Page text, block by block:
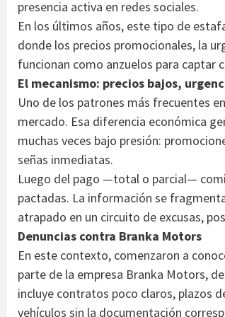
presencia activa en redes sociales.
En los últimos años, este tipo de
donde los precios promocionales, la
funcionan como anzuelos para captar
El mecanismo: precios bajos,
Uno de los patrones más frecuentes
mercado. Esa diferencia económica
muchas veces bajo presión:
señas inmediatas.
Luego del pago —total o parcial—
pactadas. La información se
atrapado en un circuito de excusas,
Denuncias contra Branka Motors
En este contexto, comenzaron a
parte de la empresa Branka Motors,
incluye contratos poco claros, plazos
vehículos sin la documentación